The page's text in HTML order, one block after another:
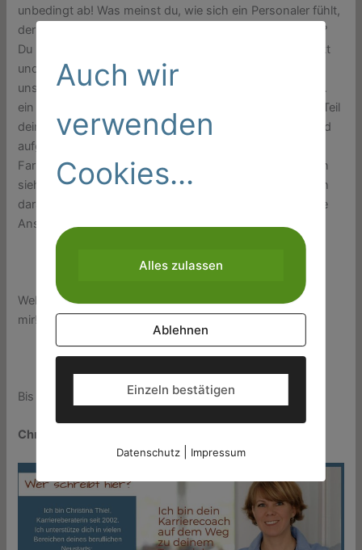
unbedingt ab! Was meinst du, wie sich ein Personaler fühlt,
der sieht, dass du eine altbekannte Vorlage verwendest?
Du machst dich dadurch selbst zu einem Massenprodukt
und verschenkst viele Pluspunkte. Ebenso sieht es
unschön aus, wenn du gar kein Layout verwendest bzw.
ein sehr nüchternes. Der Lebenslauf ist immer noch ein Teil
deiner BeWERBUNG! Also muss er auch optisch werbend
aufgeführt werden! Spiele mit dem Design, ein bißchen
Farbe, eine Linie, mal einen andere Schriftart…und schon
sieht dein Lebenslauf ansprechend aus! Achte bitte auch
darauf, ihn an das Design deiner anderen Unterlagen wie
Anschreiben und Deckblatt anzupassen.
Welche Fragen hast du noch zum Lebenslauf? Schreibe
mir!
Bis dahin liebe Grüße
Christina Thiel
Auch wir
verwenden
Cookies...
Alles zulassen
Ablehnen
Einzeln bestätigen
Datenschutz| Impressum